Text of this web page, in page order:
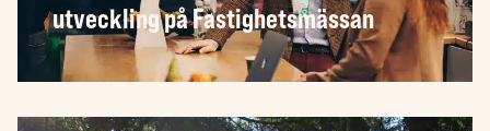
utveckling på Fastighetsmässan